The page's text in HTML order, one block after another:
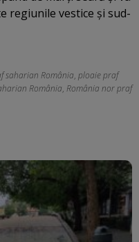
regiunile vestice şi sud-
saharian România, ploaie praf
România, România nor praf